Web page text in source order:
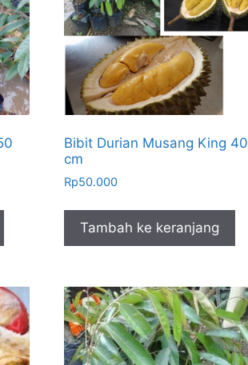
Bibit Durian Musang King 40
cm
Rp50.000
Tambah ke keranjang